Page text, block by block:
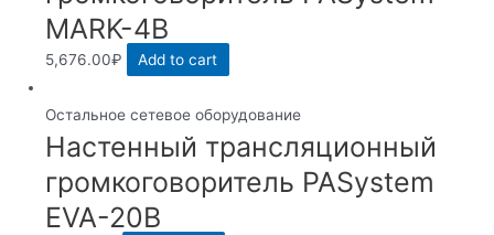
MARK-4B
5,676.00₽ Add to cart
Остальное сетевое оборудование
Настенный трансляционный
громкоговоритель PASystem
EVA-20B